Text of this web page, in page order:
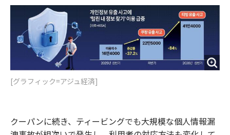
[グラフィック=アジュ経済]
クーパンに続き、ティービングでも大規模な個人情報漏